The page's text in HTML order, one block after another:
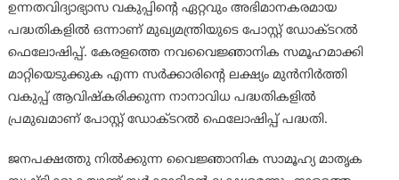
ഉന്നതവിദ്യാഭ്യാസ വകുപ്പിന്റെ ഏറ്റവും അഭിമാനകരമായ
പദ്ധതികളിൽ ഒന്നാണ് മുഖ്യമന്ത്രിയുടെ പോസ്റ്റ് ഡോക്ടറൽ
ഫെലോഷിപ്പ്. കേരളത്തെ നവവൈജ്ഞാനിക സമൂഹമാക്കി
മാറ്റിയെടുക്കുക എന്ന സർക്കാരിന്റെ ലക്ഷ്യം മുൻനിർത്തി
വകുപ്പ് ആവിഷ്കരിക്കുന്ന നാനാവിധ പദ്ധതികളിൽ
പ്രമുഖമാണ് പോസ്റ്റ് ഡോക്ടറൽ ഫെലോഷിപ്പ്‌ പദ്ധതി.
ജനപക്ഷത്തു നിൽക്കുന്ന വൈജ്ഞാനിക സാമൂഹ്യ മാതൃക